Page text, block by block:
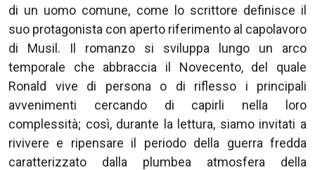
di un uomo comune, come lo scrittore definisce il
suo protagonista con aperto riferimento al capolavoro
di Musil. Il romanzo si sviluppa lungo un arco
temporale che abbraccia il Novecento, del quale
Ronald vive di persona o di riflesso i principali
avvenimenti cercando di capirli nella loro
complessità; così, durante la lettura, siamo invitati a
rivivere e ripensare il periodo della guerra fredda
caratterizzato dalla plumbea atmosfera della